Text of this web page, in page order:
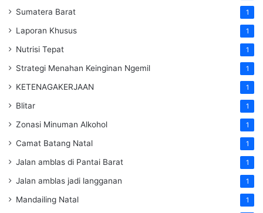
Sumatera Barat 1
Laporan Khusus 1
Nutrisi Tepat 1
Strategi Menahan Keinginan Ngemil 1
KETENAGAKERJAAN 1
Blitar 1
Zonasi Minuman Alkohol 1
Camat Batang Natal 1
Jalan amblas di Pantai Barat 1
Jalan amblas jadi langganan 1
Mandailing Natal 1